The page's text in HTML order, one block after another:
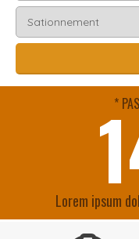
*
Lorem ipsum